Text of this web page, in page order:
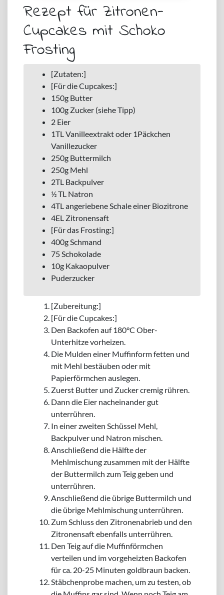
Rezept für Zitronen-
Cupcakes mit Schoko
Frosting
[Zutaten:]
[Für die Cupcakes:]
150g Butter
100g Zucker (siehe Tipp)
2 Eier
1TL Vanilleextrakt oder 1Päckchen
Vanillezucker
250g Buttermilch
250g Mehl
2TL Backpulver
½ TL Natron
4TL angeriebene Schale einer Biozitrone
4EL Zitronensaft
[Für das Frosting:]
400g Schmand
75 Schokolade
10g Kakaopulver
Puderzucker
[Zubereitung:]
[Für die Cupcakes:]
Den Backofen auf 180°C Ober-
Unterhitze vorheizen.
Die Mulden einer Muffinform fetten und
mit Mehl bestäuben oder mit
Papierförmchen auslegen.
Zuerst Butter und Zucker cremig rühren.
Dann die Eier nacheinander gut
unterrühren.
In einer zweiten Schüssel Mehl,
Backpulver und Natron mischen.
Anschließend die Hälfte der
Mehlmischung zusammen mit der Hälfte
der Buttermilch zum Teig geben und
unterrühren.
Anschließend die übrige Buttermilch und
die übrige Mehlmischung unterrühren.
Zum Schluss den Zitronenabrieb und den
Zitronensaft ebenfalls unterrühren.
Den Teig auf die Muffinförmchen
verteilen und im vorgeheizten Backofen
für ca. 20-25 Minuten goldbraun backen.
Stäbchenprobe machen, um zu testen, ob